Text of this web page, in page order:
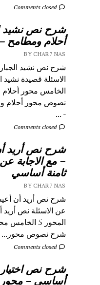
Comments closed
شرح نص نشيد
أحلام ومطامح
BY CHAR7 NAS
شرح نص نشيد
الخامس محور
- ...
Comments closed
شرح نص أريد
– مع الاجابة
ثامنة أساسي
BY CHAR7 NAS
شرح نص أريد أن
عن الاسئلة نص
المحور 5
شرح نصوص محور...
Comments closed
شرح نص اختيار
أساسي – محور